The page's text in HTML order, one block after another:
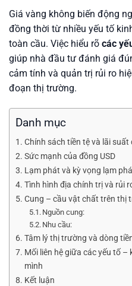
Giá vàng không biến động
đồng thời từ nhiều yếu tố
toàn cầu. Việc hiểu rõ các
giúp nhà đầu tư đánh giá
cảm tính và quản trị rủi ro
đoạn thị trường.
Danh mục
Chính sách tiền tệ và lãi suất
Sức mạnh của đồng USD
Lạm phát và kỳ vọng lạm
Tình hình địa chính trị và rủi
Cung – cầu vật chất trên thị
Nguồn cung:
Nhu cầu:
Tâm lý thị trường và dòng
Mối liên hệ giữa các yếu tố
mình
Kết luận